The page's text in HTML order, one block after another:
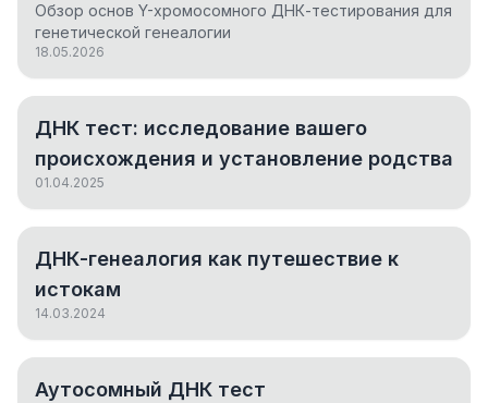
Обзор основ Y-хромосомного ДНК-тестирования для
генетической генеалогии
18.05.2026
ДНК тест: исследование вашего
происхождения и установление родства
01.04.2025
ДНК-генеалогия как путешествие к
истокам
14.03.2024
Аутосомный ДНК тест